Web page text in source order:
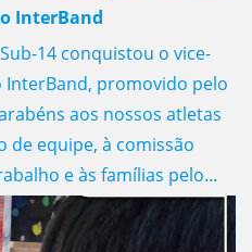
InterBand
14 conquistou o vice-
promovido pelo
aos nossos atletas
de equipe, à comissão
e às famílias pelo...